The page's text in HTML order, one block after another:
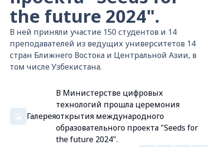
the future 2024".
В ней приняли участие 150 студентов и 14
преподавателей из ведущих университетов 14
стран Ближнего Востока и Центральной Азии, в
том числе Узбекистана.
Галерея
В Министерстве цифровых
технологий прошла церемония
открытия международного
образовательного проекта "Seeds for
the future 2024".